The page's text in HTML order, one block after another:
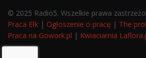
© 2025 Radio5. Wszelkie prawa
Praca Ełk | Ogłoszenie o pracę | The
Praca na Gowork.pl | Kwiaciarnia